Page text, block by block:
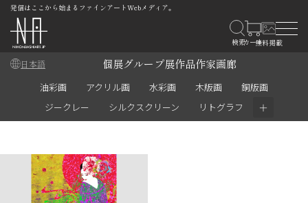
発信はここから始まるファインアートWebメディア。
日本語 個展グループ展作品作家画廊
油彩画 アクリル画 水彩画 木版画
銅版画
ジークレー
シルクスクリーン リトグラフ ＋